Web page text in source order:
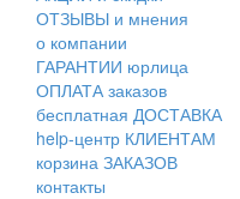
ОТЗЫВЫ и мнения
о компании
ГАРАНТИИ юрлица
ОПЛАТА заказов
бесплатная ДОСТАВКА
help-центр КЛИЕНТАМ
корзина ЗАКАЗОВ
контакты